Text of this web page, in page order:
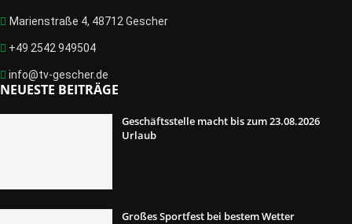
Marienstraße 4, 48712 Gescher
+49 2542 949504
info@tv-gescher.de
NEUESTE BEITRÄGE
Geschäftsstelle macht bis zum 23.08.2026
Urlaub
Großes Sportfest bei bestem Wetter